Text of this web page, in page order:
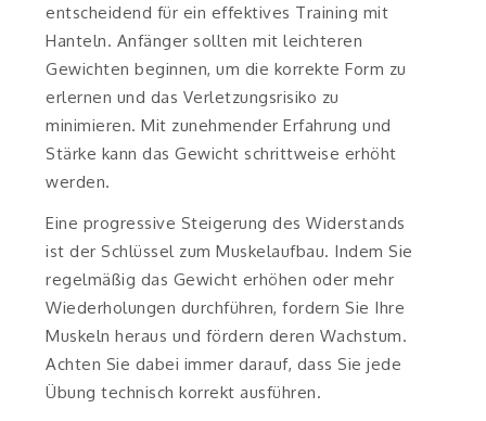
entscheidend für ein effektives Training mit
Hanteln. Anfänger sollten mit leichteren
Gewichten beginnen, um die korrekte Form zu
erlernen und das Verletzungsrisiko zu
minimieren. Mit zunehmender Erfahrung und
Stärke kann das Gewicht schrittweise erhöht
werden.
Eine progressive Steigerung des Widerstands
ist der Schlüssel zum Muskelaufbau. Indem Sie
regelmäßig das Gewicht erhöhen oder mehr
Wiederholungen durchführen, fordern Sie Ihre
Muskeln heraus und fördern deren Wachstum.
Achten Sie dabei immer darauf, dass Sie jede
Übung technisch korrekt ausführen.